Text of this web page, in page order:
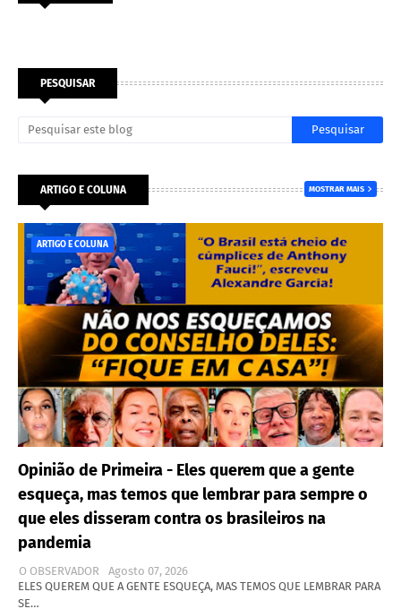
PESQUISAR
ARTIGO E COLUNA MOSTRAR MAIS
ARTIGO E COLUNA
Opinião de Primeira - Eles querem que a gente
esqueça, mas temos que lembrar para sempre o
que eles disseram contra os brasileiros na
pandemia
O OBSERVADOR
Agosto 07, 2026
ELES QUEREM QUE A GENTE ESQUEÇA, MAS TEMOS QUE LEMBRAR PARA
SE…